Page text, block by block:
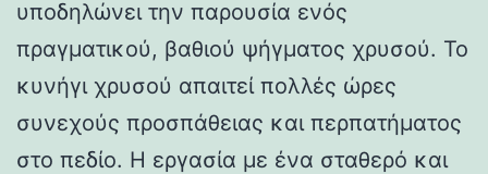
υποδηλώνει την παρουσία ενός
πραγματικού, βαθιού ψήγματος χρυσού. Το
κυνήγι χρυσού απαιτεί πολλές ώρες
συνεχούς προσπάθειας και περπατήματος
στο πεδίο. Η εργασία με ένα σταθερό και